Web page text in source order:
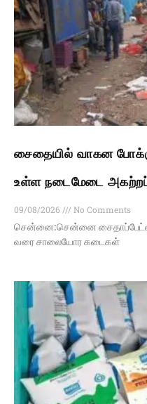
சைதையில் வாகன
உள்ள நடைமேடை
09/08/2026
No Comments
சென்னை:சென்னை
வரை சாலையோர கடைகள்